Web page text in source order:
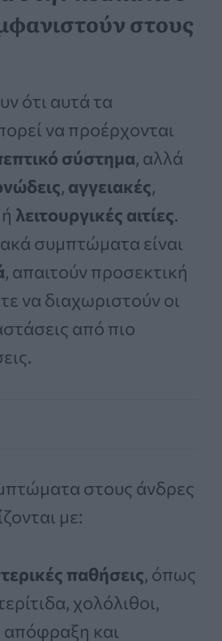
στους
ότι αυτά τα
να προέρχονται
σύστημα, αλλά
, αγγειακές,
ή λειτουργικές αιτίες.
συμπτώματα είναι
, απαιτούν προσεκτική
να διαχωριστούν οι
από πιο
στους άνδρες
με:
παθήσεις, όπως
χολόλιθοι,
απόφραξη και